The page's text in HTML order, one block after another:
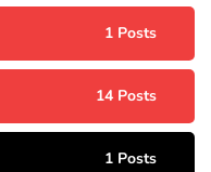
1 Posts
14 Posts
1 Posts